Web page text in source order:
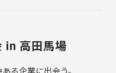
in 高田馬場
る企業に出会う。